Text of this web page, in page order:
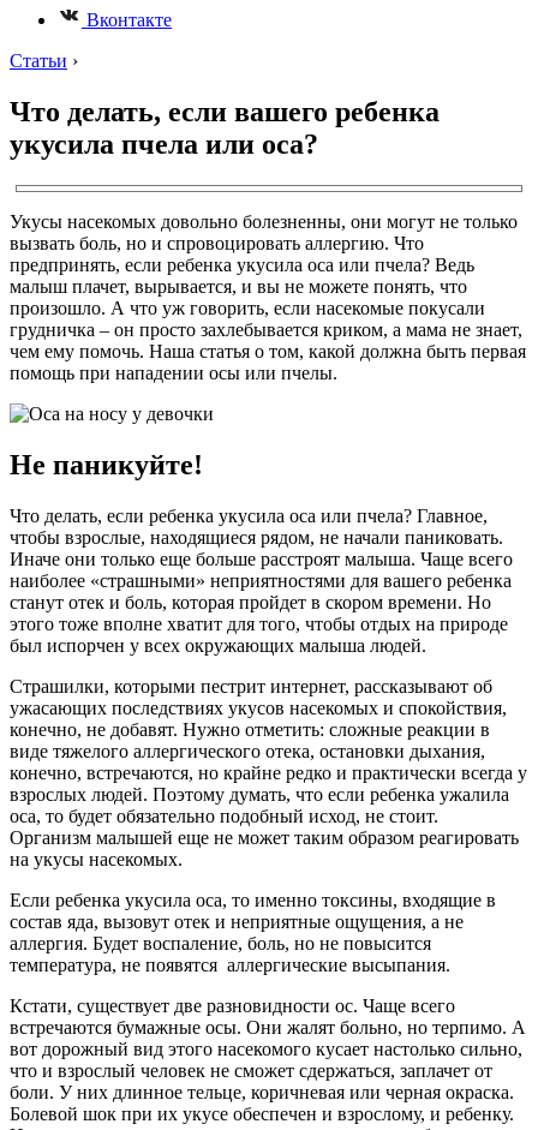
Вконтакте
Статьи ›
Что делать, если вашего ребенка
укусила пчела или оса?
Укусы насекомых довольно болезненны, они могут не только
вызвать боль, но и спровоцировать аллергию. Что
предпринять, если ребенка укусила оса или пчела? Ведь
малыш плачет, вырывается, и вы не можете понять, что
произошло. А что уж говорить, если насекомые покусали
грудничка – он просто захлебывается криком, а мама не знает,
чем ему помочь. Наша статья о том, какой должна быть первая
помощь при нападении осы или пчелы.
Не паникуйте!
Что делать, если ребенка укусила оса или пчела? Главное,
чтобы взрослые, находящиеся рядом, не начали паниковать.
Иначе они только еще больше расстроят малыша. Чаще всего
наиболее «страшными» неприятностями для вашего ребенка
станут отек и боль, которая пройдет в скором времени. Но
этого тоже вполне хватит для того, чтобы отдых на природе
был испорчен у всех окружающих малыша людей.
Страшилки, которыми пестрит интернет, рассказывают об
ужасающих последствиях укусов насекомых и спокойствия,
конечно, не добавят. Нужно отметить: сложные реакции в
виде тяжелого аллергического отека, остановки дыхания,
конечно, встречаются, но крайне редко и практически всегда у
взрослых людей. Поэтому думать, что если ребенка ужалила
оса, то будет обязательно подобный исход, не стоит.
Организм малышей еще не может таким образом реагировать
на укусы насекомых.
Если ребенка укусила оса, то именно токсины, входящие в
состав яда, вызовут отек и неприятные ощущения, а не
аллергия. Будет воспаление, боль, но не повысится
температура, не появятся аллергические высыпания.
Кстати, существует две разновидности ос. Чаще всего
встречаются бумажные осы. Они жалят больно, но терпимо. А
вот дорожный вид этого насекомого кусает настолько сильно,
что и взрослый человек не сможет сдержаться, заплачет от
боли. У них длинное тельце, коричневая или черная окраска.
Болевой шок при их укусе обеспечен и взрослому, и ребенку.